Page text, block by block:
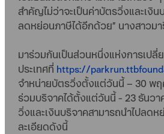
สำคัญไม่ว่าจะเป็นค่าบัตรวิ่งและเงิน
ลดหย่อนภาษีได้อีกด้วย” นางสาวม
มาร่วมกันเป็นส่วนหนึ่งแห่งการเป
ประเทศที่ https://
จำหน่ายบัตรวิ่งตั้งแต่วันนี้ – 30 พฤ
ร่วมบริจาคได้ตั้งแต่วันนี้ - 23 ธันว
วิ่งและเงินบริจาคสามารถนำไปลด
ละเอียดดังนี้